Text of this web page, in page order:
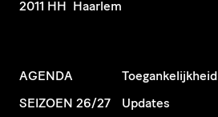
2011 HH Haarlem
AGENDA
SEIZOEN 26/27
Toegankelijkheid
Updates